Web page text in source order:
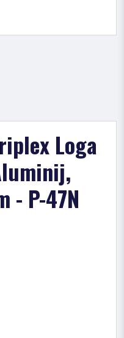
Loga
- P-47N